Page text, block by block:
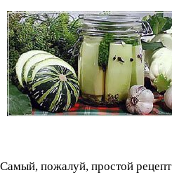
Самый, пожалуй, простой рецепт